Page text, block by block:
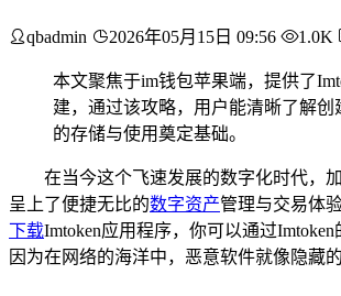
qbadmin 2026年05月15日 09:56 1.0K
本文聚焦于im钱包苹果端，提供了
建，通过该攻略，用户能清晰了解
的存储与使用奠定基础。
在当今这个飞速发展的数字化时代，
呈上了便捷无比的数字资产管理与交易体
下载Imtoken应用程序，你可以通过
因为在网络的海洋中，恶意软件就像隐藏